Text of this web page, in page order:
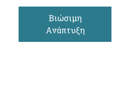
Βιώσιμη
Ανάπτυξη